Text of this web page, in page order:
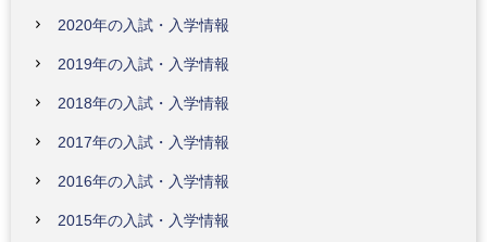
2020年の入試・入学情報
2019年の入試・入学情報
2018年の入試・入学情報
2017年の入試・入学情報
2016年の入試・入学情報
2015年の入試・入学情報